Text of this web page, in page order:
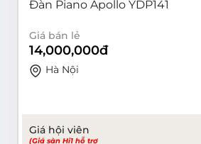
Đàn Piano Apollo YDP141
Giá bán lẻ
14,000,000đ
Hà Nội
Giá hội viên
(Giá sàn Hi1 hỗ trợ